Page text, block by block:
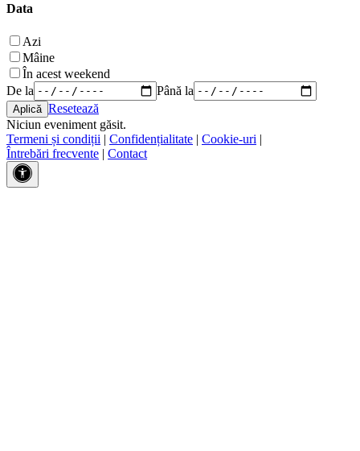
Data
Azi
Mâine
În acest weekend
De la
Până la
Resetează
Niciun eveniment găsit.
Termeni și condiții | Confidențialitate | Cookie-uri |
Întrebări frecvente | Contact